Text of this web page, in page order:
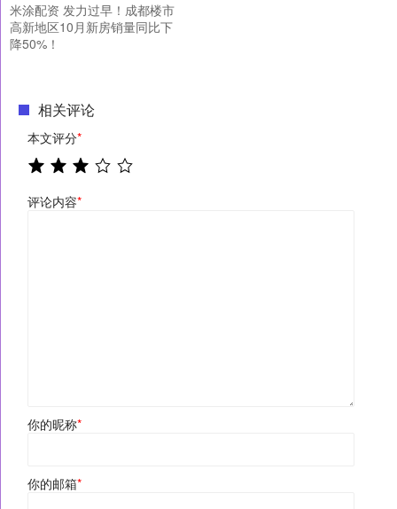
米涂配资 发力过早！成都楼市
高新地区10月新房销量同比下
降50%！
相关评论
本文评分*
评论内容*
你的昵称*
你的邮箱*